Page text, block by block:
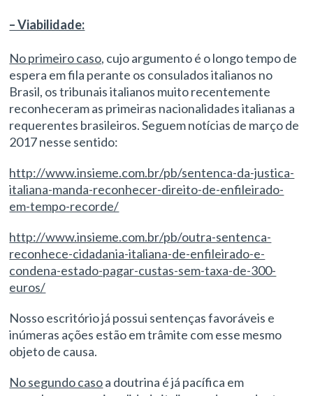
– Viabilidade:
No primeiro caso, cujo argumento é o longo tempo de
espera em fila perante os consulados italianos no
Brasil, os tribunais italianos muito recentemente
reconheceram as primeiras nacionalidades italianas a
requerentes brasileiros. Seguem notícias de março de
2017 nesse sentido:
http://www.insieme.com.br/pb/sentenca-da-justica-
italiana-manda-reconhecer-direito-de-enfileirado-
em-tempo-recorde/
http://www.insieme.com.br/pb/outra-sentenca-
reconhece-cidadania-italiana-de-enfileirado-e-
condena-estado-pagar-custas-sem-taxa-de-300-
euros/
Nosso escritório já possui sentenças favoráveis e
inúmeras ações estão em trâmite com esse mesmo
objeto de causa.
No segundo casoa doutrina é já pacífica em